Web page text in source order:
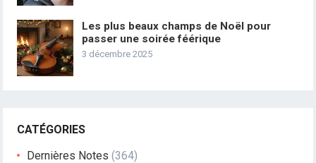
Les plus beaux champs de Noël pour
passer une soirée féérique
3 décembre 2025
CATÉGORIES
Dernières Notes (364)